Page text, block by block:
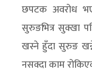
छपटक अवरोध
सुरुङभित्र सुक्खा
खस्ने हुँदा सुरुङ
नसक्दा काम